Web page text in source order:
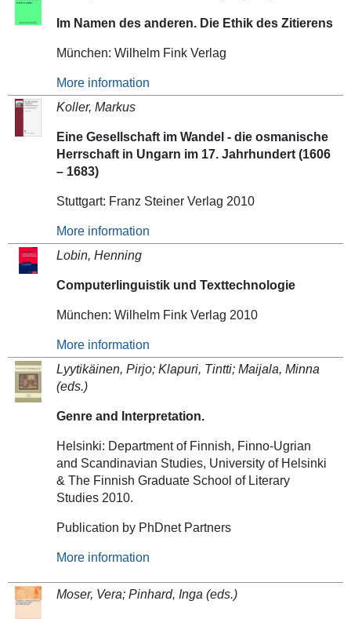
Im Namen des anderen. Die Ethik des Zitierens
München: Wilhelm Fink Verlag
More information
Koller, Markus
Eine Gesellschaft im Wandel - die osmanische
Herrschaft in Ungarn im 17. Jahrhundert (1606
– 1683)
Stuttgart: Franz Steiner Verlag 2010
More information
Lobin, Henning
Computerlinguistik und Texttechnologie
München: Wilhelm Fink Verlag 2010
More information
Lyytikäinen, Pirjo; Klapuri, Tintti; Maijala, Minna
(eds.)
Genre and Interpretation.
Helsinki: Department of Finnish, Finno-Ugrian
and Scandinavian Studies, University of Helsinki
& The Finnish Graduate School of Literary
Studies 2010.
Publication by PhDnet Partners
More information
Moser, Vera; Pinhard, Inga (eds.)